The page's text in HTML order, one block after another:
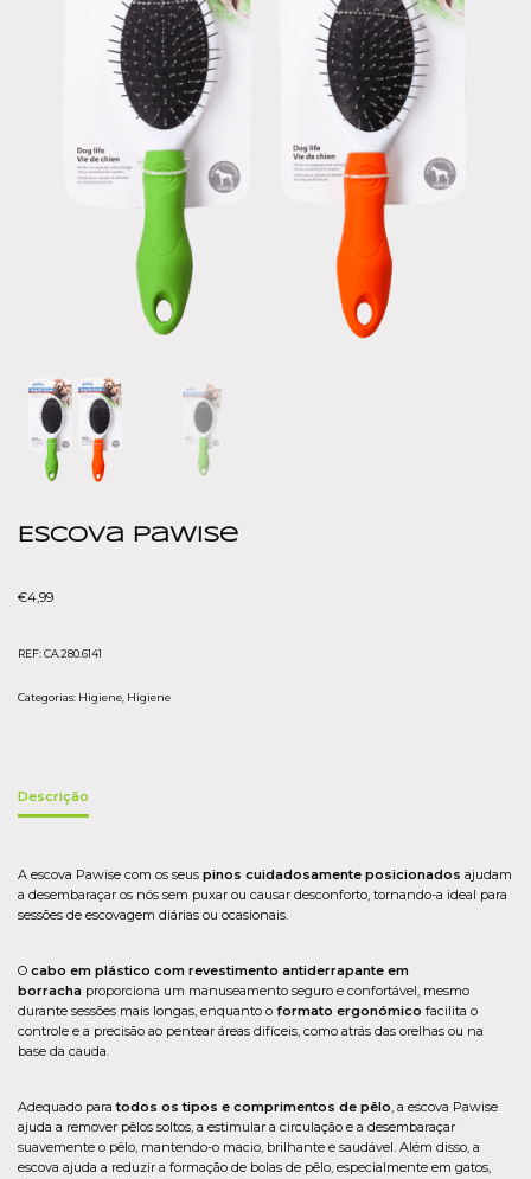
Escova Pawise
€4,99
REF:CA.280.6141
Categorias: Higiene Higiene
Descrição
A escova Pawise com os seus pinos cuidadosamente posicionados ajudam
a desembaraçar os nós sem puxar ou causar desconforto, tornando-a ideal para
sessões de escovagem diárias ou ocasionais.
O cabo em plástico com revestimento antiderrapante em
borracha proporciona um manuseamento seguro e confortável, mesmo
durante sessões mais longas, enquanto o formato ergonómico facilita o
controle e a precisão ao pentear áreas difíceis, como atrás das orelhas ou na
base da cauda.
Adequado paratodos os tipos e comprimentos de pêlo, a escova Pawise
ajuda a remover pêlos soltos, a estimular a circulação e a desembaraçar
suavemente o pêlo, mantendo-o macio, brilhante e saudável. Além disso, a
escova ajuda a reduzir a formação de bolas de pêlo, especialmente em gatos,